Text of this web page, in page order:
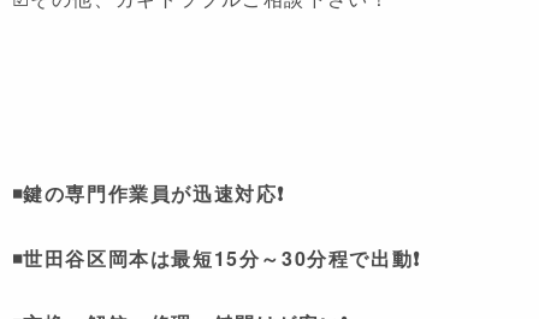
◾鍵の専門作業員が迅速対応❗
◾世田谷区岡本は最短15分～30分程で出動❗